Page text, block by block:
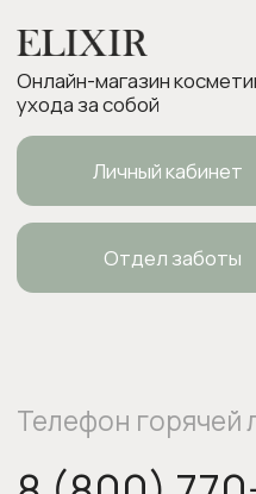
ИП Боровкова Анастасия Валерьевна
ОГРНИП 318554300063015
elixirstore@mail.ru
Политика конфиденциальности
Публичная оферта